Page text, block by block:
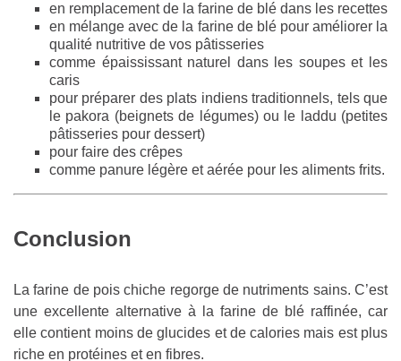
en remplacement de la farine de blé dans les recettes
en mélange avec de la farine de blé pour améliorer la
qualité nutritive de vos pâtisseries
comme épaississant naturel dans les soupes et les
caris
pour préparer des plats indiens traditionnels, tels que
le pakora (beignets de légumes) ou le laddu (petites
pâtisseries pour dessert)
pour faire des crêpes
comme panure légère et aérée pour les aliments frits.
Conclusion
La farine de pois chiche regorge de nutriments sains. C’est
une excellente alternative à la farine de blé raffinée, car
elle contient moins de glucides et de calories mais est plus
riche en protéines et en fibres.